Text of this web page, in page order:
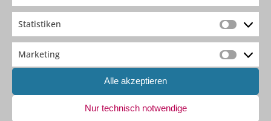
Statistiken
Marketing
Alle akzeptieren
Nur technisch notwendige
IHR FEEDBACK IST UNS WICHTIG!
Haben Sie Anregungen oder Feedback?
Wir freuen uns auf Ihre Nachricht!
Ihre Ansprechpartnerin: